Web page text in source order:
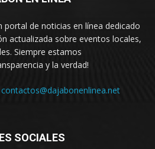
portal de noticias en línea dedicado
actualizada sobre eventos locales,
Siempre estamos
y la verdad!
contactos@dajabonenlinea.net
SOCIALES